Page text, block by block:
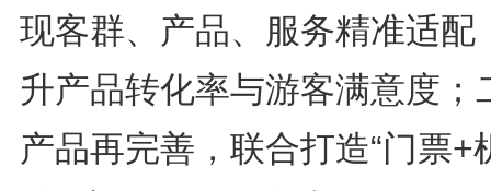
现客群、产品、服务精准适配
升产品转化率与游客满意度；
产品再完善，联合打造“门票+